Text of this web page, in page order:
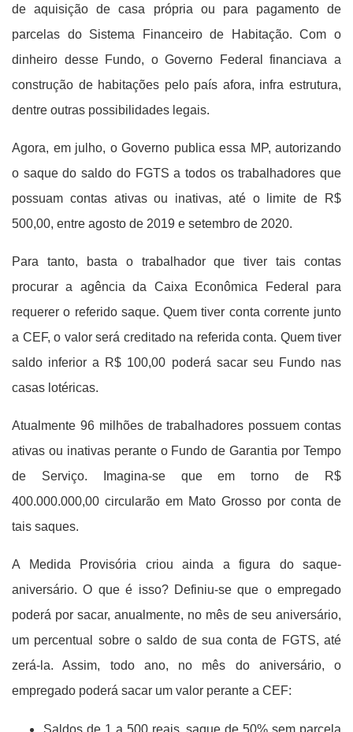
de aquisição de casa própria ou para pagamento de
parcelas do Sistema Financeiro de Habitação. Com o
dinheiro desse Fundo, o Governo Federal financiava a
construção de habitações pelo país afora, infra estrutura,
dentre outras possibilidades legais.
Agora, em julho, o Governo publica essa MP, autorizando
o saque do saldo do FGTS a todos os trabalhadores que
possuam contas ativas ou inativas, até o limite de R$
500,00, entre agosto de 2019 e setembro de 2020.
Para tanto, basta o trabalhador que tiver tais contas
procurar a agência da Caixa Econômica Federal para
requerer o referido saque. Quem tiver conta corrente junto
a CEF, o valor será creditado na referida conta. Quem tiver
saldo inferior a R$ 100,00 poderá sacar seu Fundo nas
casas lotéricas.
Atualmente 96 milhões de trabalhadores possuem contas
ativas ou inativas perante o Fundo de Garantia por Tempo
de Serviço. Imagina-se que em torno de R$
400.000.000,00 circularão em Mato Grosso por conta de
tais saques.
A Medida Provisória criou ainda a figura do saque-
aniversário. O que é isso? Definiu-se que o empregado
poderá por sacar, anualmente, no mês de seu aniversário,
um percentual sobre o saldo de sua conta de FGTS, até
zerá-la. Assim, todo ano, no mês do aniversário, o
empregado poderá sacar um valor perante a CEF:
Saldos de 1 a 500 reais, saque de 50% sem parcela